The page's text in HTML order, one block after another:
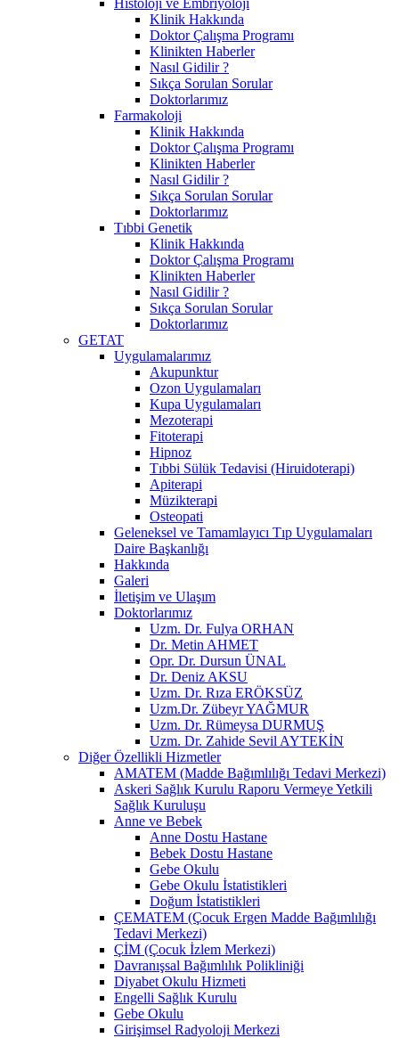
Klinik Hakkında
Doktor Çalışma Programı
Klinikten Haberler
Nasıl Gidilir ?
Sıkça Sorulan Sorular
Doktorlarımız
Farmakoloji
Klinik Hakkında
Doktor Çalışma Programı
Klinikten Haberler
Nasıl Gidilir ?
Sıkça Sorulan Sorular
Doktorlarımız
Tıbbi Genetik
Klinik Hakkında
Doktor Çalışma Programı
Klinikten Haberler
Nasıl Gidilir ?
Sıkça Sorulan Sorular
Doktorlarımız
GETAT
Uygulamalarımız
Akupunktur
Ozon Uygulamaları
Kupa Uygulamaları
Mezoterapi
Fitoterapi
Hipnoz
Tıbbi Sülük Tedavisi (Hiruidoterapi)
Apiterapi
Müzikterapi
Osteopati
Geleneksel ve Tamamlayıcı Tıp Uygulamaları
Daire Başkanlığı
Hakkında
Galeri
İletişim ve Ulaşım
Doktorlarımız
Uzm. Dr. Fulya ORHAN
Dr. Metin AHMET
Opr. Dr. Dursun ÜNAL
Dr. Deniz AKSU
Uzm. Dr. Rıza ERÖKSÜZ
Uzm.Dr. Zübeyr YAĞMUR
Uzm. Dr. Rümeysa DURMUŞ
Uzm. Dr. Zahide Sevil AYTEKİN
Diğer Özellikli Hizmetler
AMATEM (Madde Bağımlılığı Tedavi Merkezi)
Askeri Sağlık Kurulu Raporu Vermeye Yetkili
Sağlık Kuruluşu
Anne ve Bebek
Anne Dostu Hastane
Bebek Dostu Hastane
Gebe Okulu
Gebe Okulu İstatistikleri
Doğum İstatistikleri
ÇEMATEM (Çocuk Ergen Madde Bağımlılığı
Tedavi Merkezi)
ÇİM (Çocuk İzlem Merkezi)
Davranışsal Bağımlılık Polikliniği
Diyabet Okulu Hizmeti
Engelli Sağlık Kurulu
Gebe Okulu
Girişimsel Radyoloji Merkezi